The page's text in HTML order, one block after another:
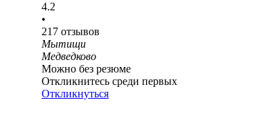
4.2
•
217 отзывов
Мытищи
Медведково
Можно без резюме
Откликнитесь среди первых
Откликнуться